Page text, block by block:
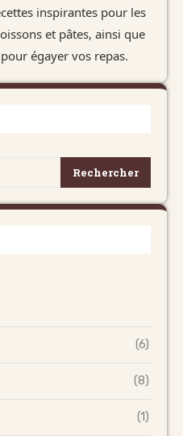
inspirantes pour les
et pâtes, ainsi que
égayer vos repas.
Rechercher
(6)
(8)
(1)